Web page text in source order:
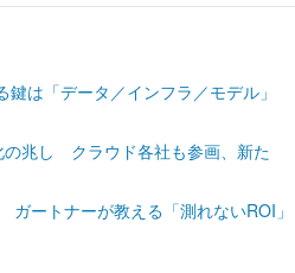
は「データ／インフラ／モデル」
の兆し クラウド各社も参画、新た
ートナーが教える「測れないROI」